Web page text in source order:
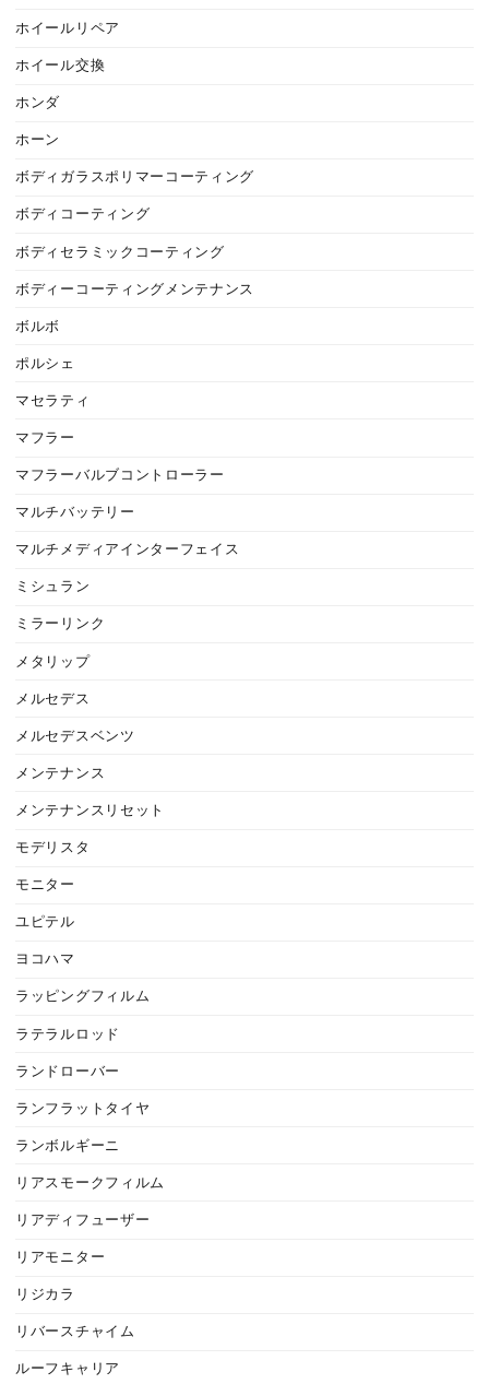
ホイールリペア
ホイール交換
ホンダ
ホーン
ボディガラスポリマーコーティング
ボディコーティング
ボディセラミックコーティング
ボディーコーティングメンテナンス
ボルボ
ポルシェ
マセラティ
マフラー
マフラーバルブコントローラー
マルチバッテリー
マルチメディアインターフェイス
ミシュラン
ミラーリンク
メタリップ
メルセデス
メルセデスベンツ
メンテナンス
メンテナンスリセット
モデリスタ
モニター
ユピテル
ヨコハマ
ラッピングフィルム
ラテラルロッド
ランドローバー
ランフラットタイヤ
ランボルギーニ
リアスモークフィルム
リアディフューザー
リアモニター
リジカラ
リバースチャイム
ルーフキャリア